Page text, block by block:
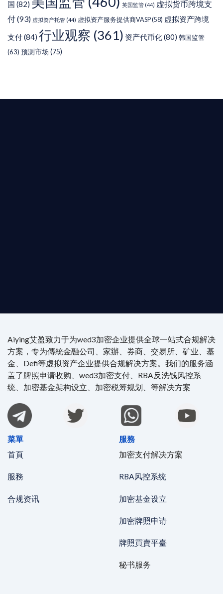
国 (82) 英国监管 (44) 虚拟货币跨境支
付(93) 虚拟资产托管 (44) 虚拟资产服务提供商VASP(58) 虚拟资产跨境
支付(84) 行业观察 (361) 资产代币化(80) 韩国监管
(63) 预测市场 (75)
Aiying艾盈致力于为wed3加密企业提供全球一站式合规解决
方案，专为傳統金融公司、家辦、券商、交易所、矿业、基
金、Defi等虚拟资产企业提供合规解决方案。我们的服务涵
盖了牌照申请收购、wed3加密支付、RBA反洗钱风控系
统、加密基金架构设立、加密税筹规划、等解决方案
菜單
首頁
服務
合规资讯
服務
加密支付解决方案
RBA风控系统
加密基金设立
加密牌照申请
牌照買賣平臺
秘书服务